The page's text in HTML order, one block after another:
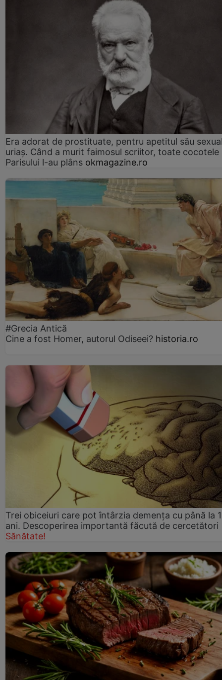
Era adorat de prostituate, pentru apetitul său
uriaș. Când a murit faimosul scriitor, toate cocotele
Parisului l-au plâns okmagazine.ro
#Grecia Antică
Cine a fost Homer, autorul Odiseei? historia.ro
Trei obiceiuri care pot întârzia demența cu până la
ani. Descoperirea importantă făcută de cercetători
Sănătate!